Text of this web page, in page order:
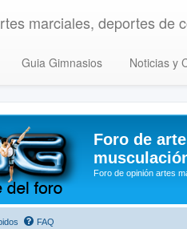
marciales, deportes de
Guia Gimnasios Noticias y
Foro de
Foro de opinión artes
FAQ